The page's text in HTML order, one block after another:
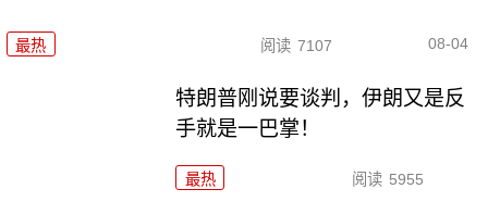
最热 阅读 7107 08-04
特朗普刚说要谈判，伊朗又是反
手就是一巴掌！
最热 阅读 5955